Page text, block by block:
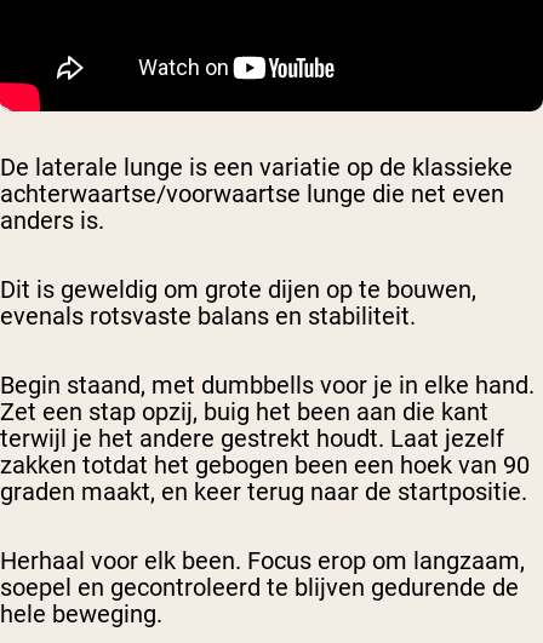
De laterale lunge is een variatie op de klassieke
achterwaartse/voorwaartse lunge die net even
anders is.
Dit is geweldig om grote dijen op te bouwen,
evenals rotsvaste balans en stabiliteit.
Begin staand, met dumbbells voor je in elke hand.
Zet een stap opzij, buig het been aan die kant
terwijl je het andere gestrekt houdt. Laat jezelf
zakken totdat het gebogen been een hoek van 90
graden maakt, en keer terug naar de startpositie.
Herhaal voor elk been. Focus erop om langzaam,
soepel en gecontroleerd te blijven gedurende de
hele beweging.